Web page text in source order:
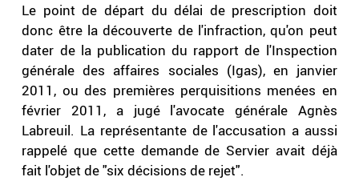
Le point de départ du délai de prescription doit
donc être la découverte de l'infraction, qu'on peut
dater de la publication du rapport de l'Inspection
générale des affaires sociales (Igas), en janvier
2011, ou des premières perquisitions menées en
février 2011, a jugé l'avocate générale Agnès
Labreuil. La représentante de l'accusation a aussi
rappelé que cette demande de Servier avait déjà
fait l'objet de "six décisions de rejet".